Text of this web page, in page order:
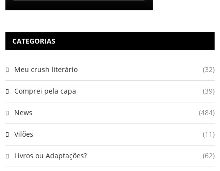
CATEGORIAS
Meu crush literário (32)
Comprei pela capa (39)
News (484)
Vilões (11)
Livros ou Adaptações? (62)